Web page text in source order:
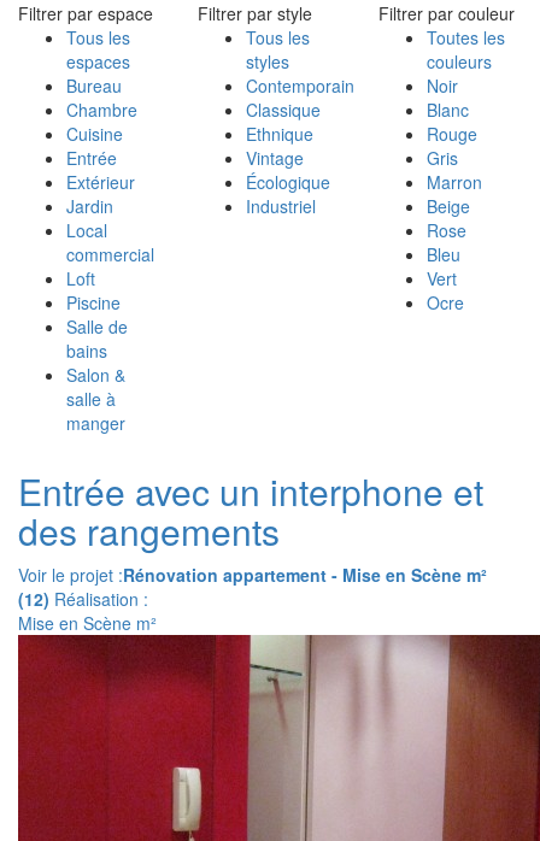
Filtrer par espace
Tous les
espaces
Bureau
Chambre
Cuisine
Entrée
Extérieur
Jardin
Local
commercial
Loft
Piscine
Salle de
bains
Salon &
salle à
manger
Filtrer par style
Tous les
styles
Contemporain
Classique
Ethnique
Vintage
Écologique
Industriel
Filtrer par couleur
Toutes les
couleurs
Noir
Blanc
Rouge
Gris
Marron
Beige
Rose
Bleu
Vert
Ocre
Entrée avec un interphone et
des rangements
Voir le projet :Rénovation appartement - Mise en Scène m²
(12) Réalisation :
Mise en Scène m²